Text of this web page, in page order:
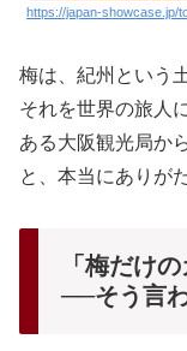
https://japan-showcase.jp/
梅は、紀州という
それを世界の旅人
ある大阪観光局か
と、本当にありが
「梅だけ
──そう言